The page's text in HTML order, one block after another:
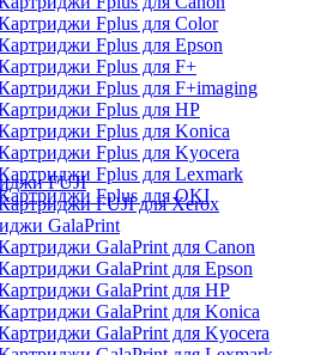
Fplus для Color
Fplus для Epson
Fplus для F+
Fplus для F+imaging
Fplus для HP
Fplus для Konica
Fplus для Kyocera
Fplus для Lexmark
Fplus для OKI
FUJI
FUJI для Xerox
GalaPrint
GalaPrint для Canon
GalaPrint для Epson
GalaPrint для HP
GalaPrint для Konica
GalaPrint для Kyocera